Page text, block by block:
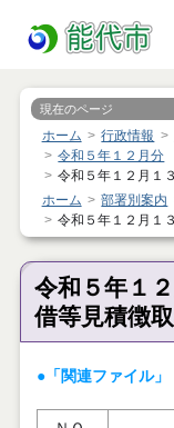
現在のページ
ホーム 行政情報
令和５年１２月分
令和５年１２月１
ホーム
部署別案内
令和５年１２月１
令和５年１
借等見積徴
●「関連ファイル